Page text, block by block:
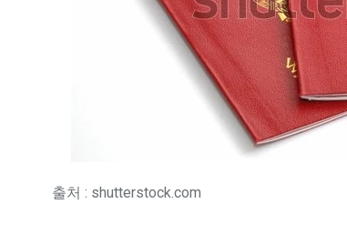
출처 : shutterstock.com